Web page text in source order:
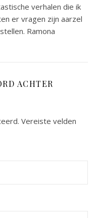
verhalen die ik
er vragen zijn aarzel
Ramona
ACHTER
Vereiste velden